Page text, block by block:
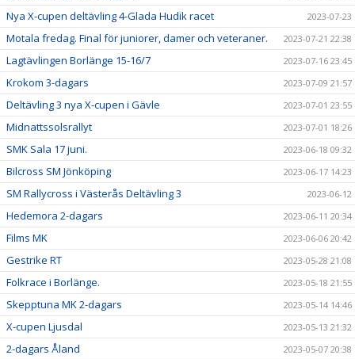
Nya X-cupen deltävling 4-Glada Hudik racet 2023-07-23
Motala fredag. Final för juniorer, damer och veteraner. 2023-07-21 22:38
Lagtävlingen Borlänge 15-16/7 2023-07-16 23:45
Krokom 3-dagars 2023-07-09 21:57
Deltävling 3 nya X-cupen i Gävle 2023-07-01 23:55
Midnattssolsrallyt 2023-07-01 18:26
SMK Sala 17 juni. 2023-06-18 09:32
Bilcross SM Jönköping 2023-06-17 14:23
SM Rallycross i Västerås Deltävling 3 2023-06-12
Hedemora 2-dagars 2023-06-11 20:34
Films MK 2023-06-06 20:42
Gestrike RT 2023-05-28 21:08
Folkrace i Borlänge. 2023-05-18 21:55
Skepptuna MK 2-dagars 2023-05-14 14:46
X-cupen Ljusdal 2023-05-13 21:32
2-dagars Åland 2023-05-07 20:38